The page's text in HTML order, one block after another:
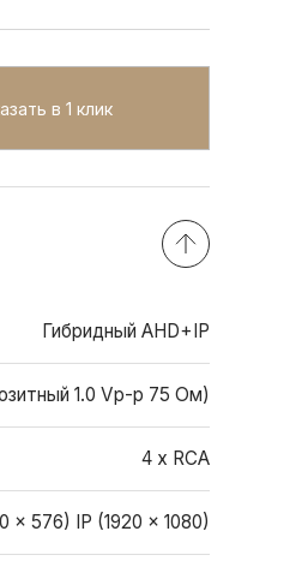
в 1 клик
Гибридный AHD+IP
1.0 Vp-p 75 Ом)
4 x RCA
× 576) IP (1920 × 1080)